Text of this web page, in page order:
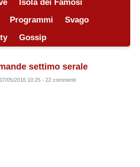
Isola dei Famosi
Programmi
Svago
Gossip
settimo serale
05/2016 10:25 - 22 commenti